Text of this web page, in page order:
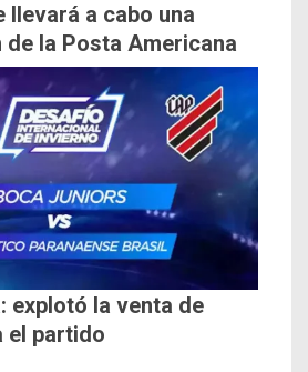
llevará a cabo una
de la Posta Americana
explotó la venta de
el partido